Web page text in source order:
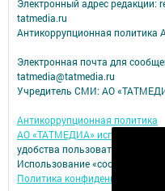
Электронный адрес редакции:
tatmedia.ru
Антикоррупционная
Электронная почта для
tatmedia@tatmedia.ru
Учредитель СМИ: АО
Антикоррупционная политика
АО «ТАТМЕДИА» использует
удобства пользователей сайтом.
Использование «cookie» можно
Политика конфиденциальности